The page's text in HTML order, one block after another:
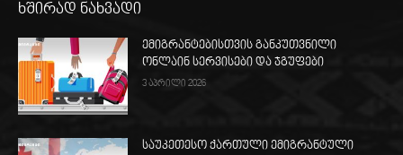
ხშირად ნახვადი
ემიგრანტებისთვის განკუთვნილი
ონლაინ სერვისები და ჯგუფები
3 აპრილი 2026
საუკეთესო ქართული ემიგრანტული